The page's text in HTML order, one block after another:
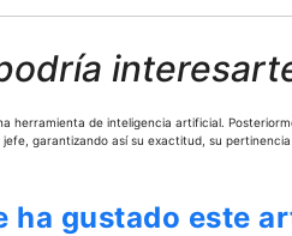
herramienta de inteligencia artificial.
garantizando así su exactitud, su
ha gustado este